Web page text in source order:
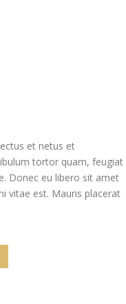
et netus et
tortor quam, feugiat
Donec eu libero sit amet
vitae est. Mauris placerat